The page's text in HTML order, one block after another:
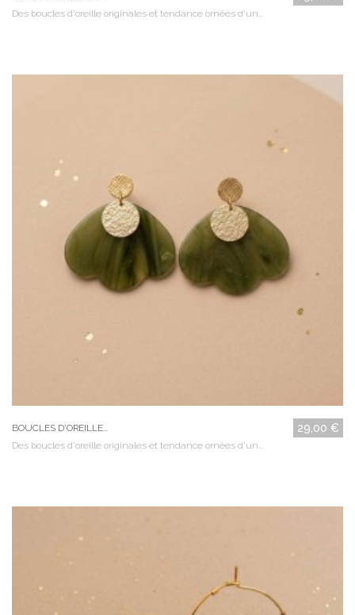
Des boucles d'oreille originales et tendance ornées d'un...
BOUCLES D'OREILLE... 29,00 €
Des boucles d'oreille originales et tendance ornées d'un...